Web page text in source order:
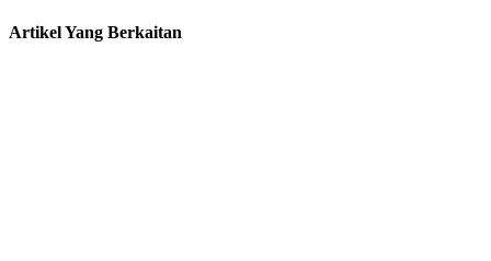
Artikel Yang Berkaitan